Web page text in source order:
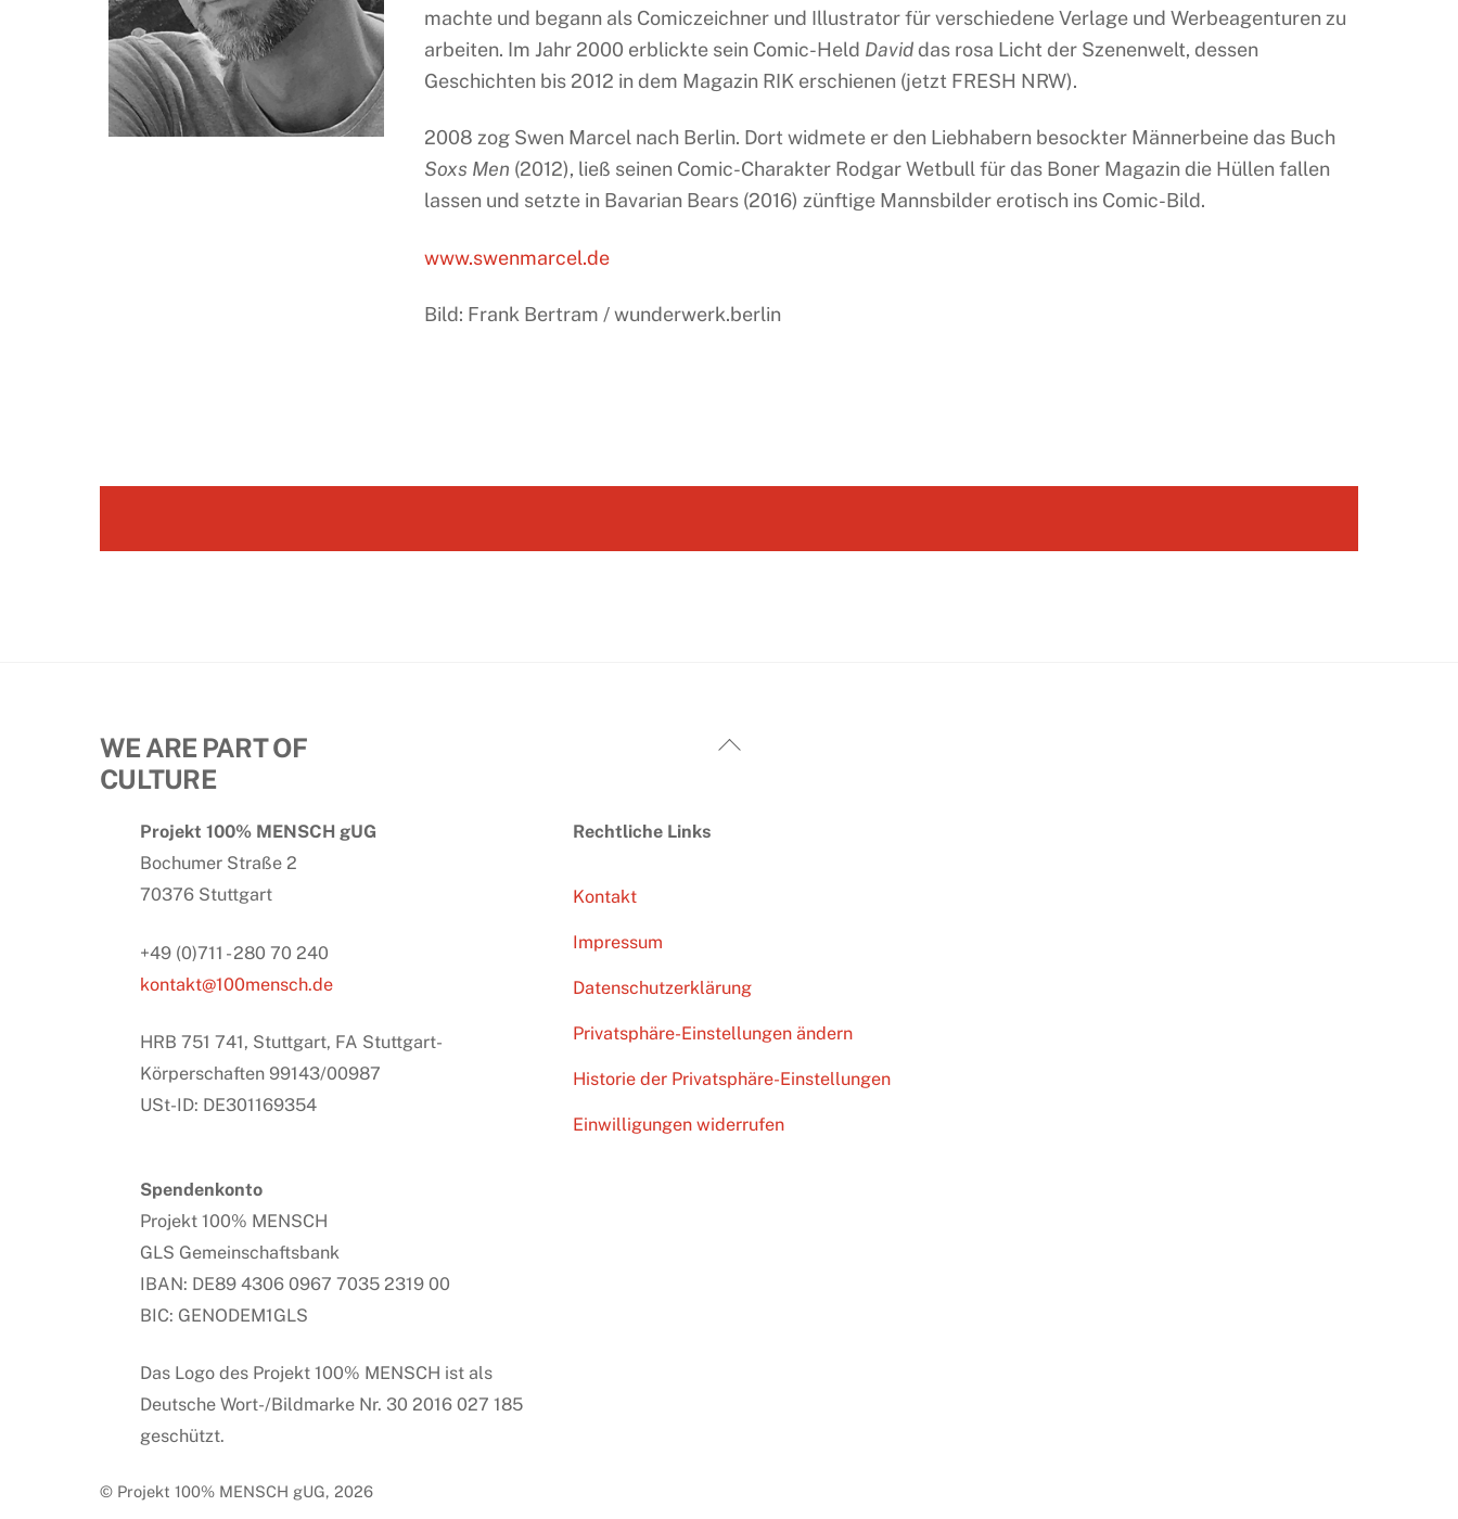
machte und begann als Comiczeichner und Illustrator für verschiedene Verlage und Werbeagenturen zu
arbeiten. Im Jahr 2000 erblickte sein Comic-Held Daviddas rosa Licht der Szenenwelt, dessen
Geschichten bis 2012 in dem Magazin RIK erschienen (jetzt FRESH NRW).
2008 zog Swen Marcel nach Berlin. Dort widmete er den Liebhabern besockter Männerbeine das Buch
Soxs Men (2012), ließ seinen Comic-Charakter Rodgar Wetbull für das Boner Magazin die Hüllen fallen
lassen und setzte in Bavarian Bears (2016) zünftige Mannsbilder erotisch ins Comic-Bild.
www.swenmarcel.de
Bild: Frank Bertram / wunderwerk.berlin
Back
WE ARE PART OF
CULTURE
Projekt 100% MENSCH gUG
Bochumer Straße 2
70376 Stuttgart
+49 (0)711 - 280 70 240
kontakt@100mensch.de
HRB 751 741, Stuttgart, FA Stuttgart-
Körperschaften 99143/00987
USt-ID: DE301169354
Rechtliche Links
Kontakt
Impressum
Datenschutzerklärung
Privatsphäre-Einstellungen ändern
Historie der Privatsphäre-Einstellungen
Einwilligungen widerrufen
Spendenkonto
Projekt 100% MENSCH
GLS Gemeinschaftsbank
IBAN: DE89 4306 0967 7035 2319 00
BIC: GENODEM1GLS
Das Logo des Projekt 100% MENSCH ist als
Deutsche Wort-/Bildmarke Nr. 30 2016 027 185
geschützt.
© Projekt 100% MENSCH gUG, 2026